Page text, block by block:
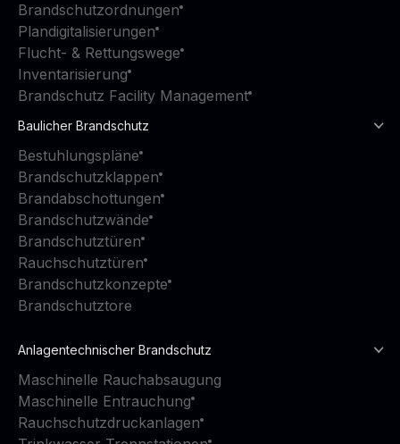
Brandschutzordnungen
Plandigitalisierungen
Flucht- & Rettungswege
Inventarisierung
Brandschutz Facility Management
Baulicher Brandschutz
Bestuhlungspläne
Brandschutzklappen
Brandabschottungen
Brandschutzwände
Brandschutztüren
Rauchschutztüren
Brandschutzkonzepte
Brandschutztore
Anlagentechnischer Brandschutz
Maschinelle Rauchabsaugung
Maschinelle Entrauchung
Rauchschutzdruckanlagen